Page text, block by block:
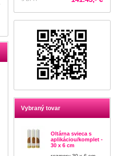
Vybraný tovar
Oltárna svieca s
aplikáciou/komplet -
30 x 6 cm